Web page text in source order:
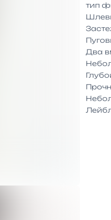
тип
Два